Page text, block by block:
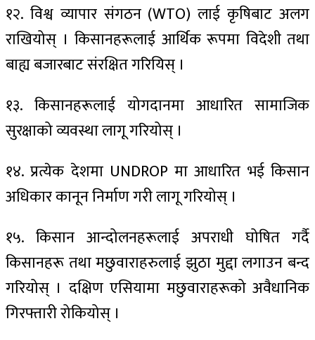
१२. विश्व व्यापार संगठन (WTO) लाई कृषिबाट अलग
राखियोस् । किसानहरूलाई आर्थिक रूपमा विदेशी तथा
बाह्य बजारबाट संरक्षित गरियिस् ।
१३. किसानहरूलाई योगदानमा आधारित सामाजिक
सुरक्षाको व्यवस्था लागू गरियोस् ।
१४. प्रत्येक देशमा UNDROP मा आधारित भई किसान
अधिकार कानून निर्माण गरी लागू गरियोस् ।
१५. किसान आन्दोलनहरूलाई अपराधी घोषित गर्दै
किसानहरू तथा मछुवाराहरुलाई झुठा मुद्दा लगाउन बन्द
गरियोस् । दक्षिण एसियामा मछुवाराहरूको अवैधानिक
गिरफ्तारी रोकियोस् ।